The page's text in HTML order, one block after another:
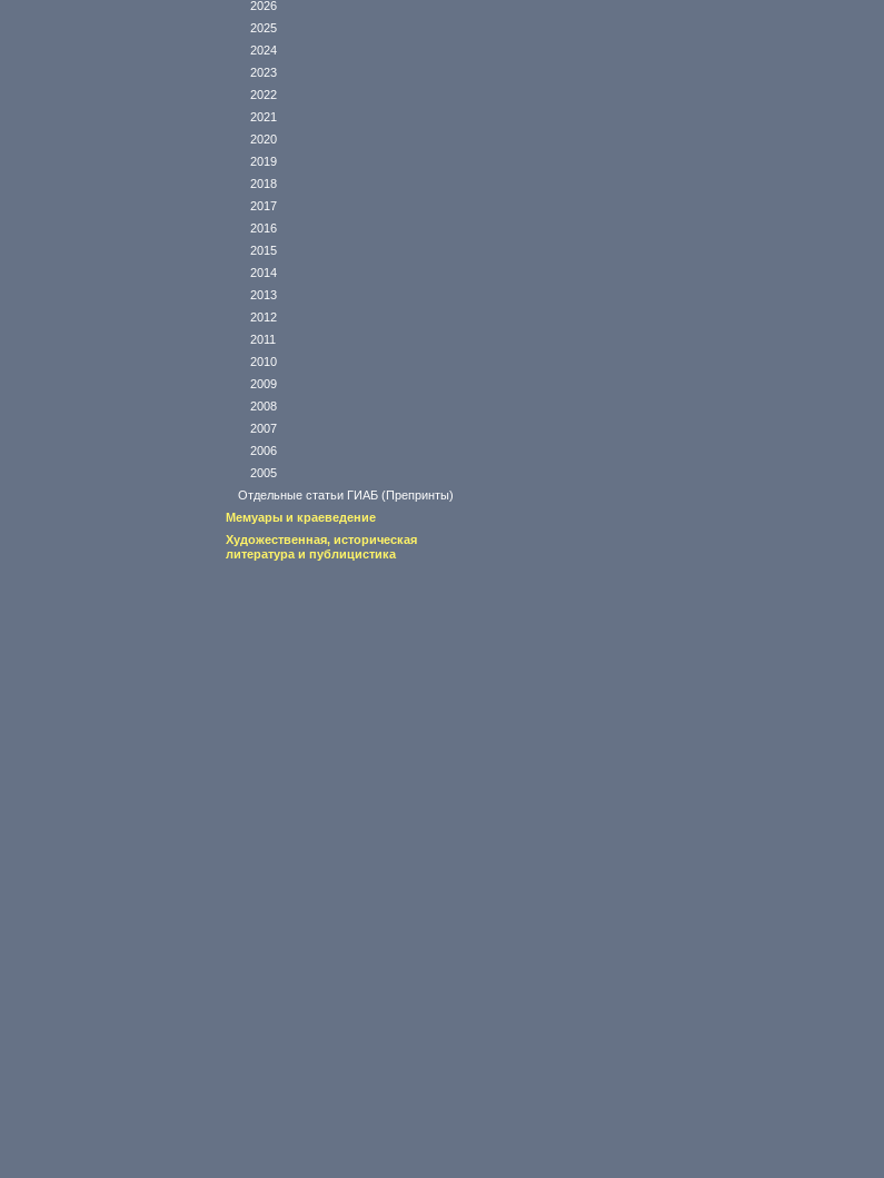
2026
2025
2024
2023
2022
2021
2020
2019
2018
2017
2016
2015
2014
2013
2012
2011
2010
2009
2008
2007
2006
2005
Отдельные статьи ГИАБ (Препринты)
Мемуары и краеведение
Художественная, историческая
литература и публицистика